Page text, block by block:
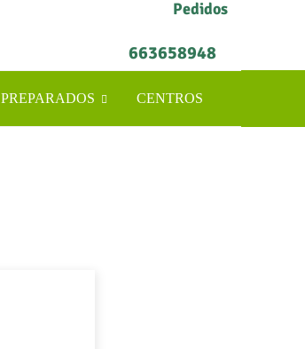
Pedidos
663658948
PREPARADOS CENTROS